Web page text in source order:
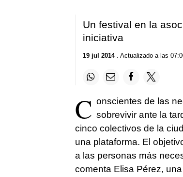
Un festival en la
iniciativa
19 jul 2014. Actualizado a las
C onscientes de las
sobrevivir ante la
cinco colectivos de la
una plataforma. El
a las personas más
comenta Elisa Pérez,